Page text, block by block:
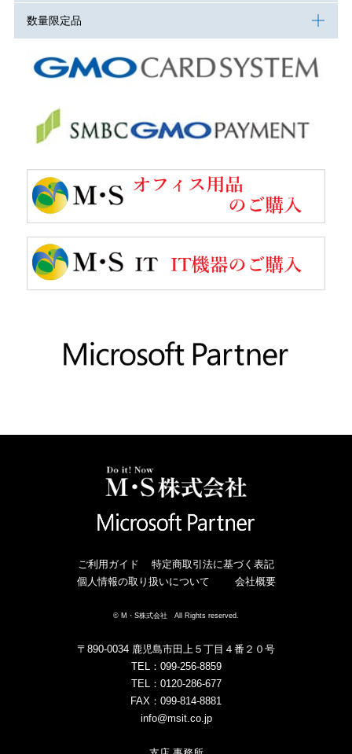
数量限定品
ご利用ガイド
特定商取引法に基づく表記
個人情報の取り扱いについて
会社概要
© M・S株式会社 All Rights reserved.
〒890-0034 鹿児島市田上５丁目４番２０号
TEL：099-256-8859
TEL：0120-286-677
FAX：099-814-8881
info@msit.co.jp